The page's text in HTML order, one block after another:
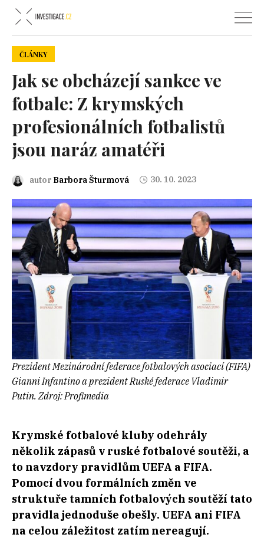
ČLÁNKY
Jak se obcházejí sankce ve
fotbale: Z krymských
profesionálních fotbalistů
jsou naráz amatéři
autor Barbora Šturmová 30. 10. 2023
Prezident Mezinárodní federace fotbalových asociací (FIFA)
Gianni Infantino a prezident Ruské federace Vladimir
Putin. Zdroj: Profimedia
Krymské fotbalové kluby odehrály
několik zápasů v ruské fotbalové soutěži, a
to navzdory pravidlům UEFA a FIFA.
Pomocí dvou formálních změn ve
struktuře tamních fotbalových soutěží tato
pravidla jednoduše obešly. UEFA ani FIFA
na celou záležitost zatím nereagují.